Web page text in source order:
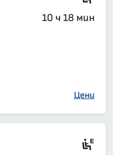
10 ч 18 мин
Цени